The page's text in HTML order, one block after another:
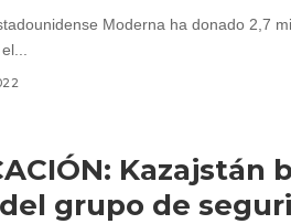
Moderna ha donado 2,7
Kazajstán
grupo de